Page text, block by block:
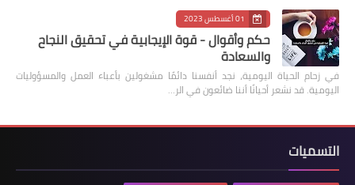
01 أغسطس 2023
حكم وأقوال - قوة الإيجابية في تحقيق النجاح
والسعادة
في زحام الحياة اليومية، نجد أنفسنا دائمًا مشغولين بأعباء العمل والمسؤوليات
اليومية. قد نشعر أحيانًا أننا ضائعون في الر…
التسميات